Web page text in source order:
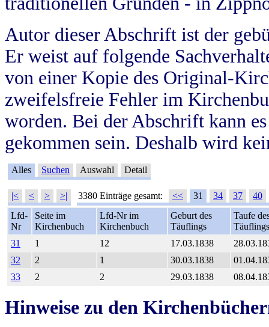
Autor dieser Abschrift ist der
Er weist auf folgende
von einer Kopie des Original-
zweifelsfreie Fehler im
worden. Bei der Abschrift kann
gekommen sein. Deshalb wird
Alles Suchen Auswahl Detail
|< < > >| 3380 Einträge gesamt: << 31 34 37
40
Lfd-
Nr
Seite im
Kirchenbuch
Lfd-Nr im
Kirchenbuch
Geburt des
Täuflings
Taufe
Täuflings
31
1 12 17.03.1838
32
2 1 30.03.1838
33
2 2 29.03.1838
Hinweise zu den